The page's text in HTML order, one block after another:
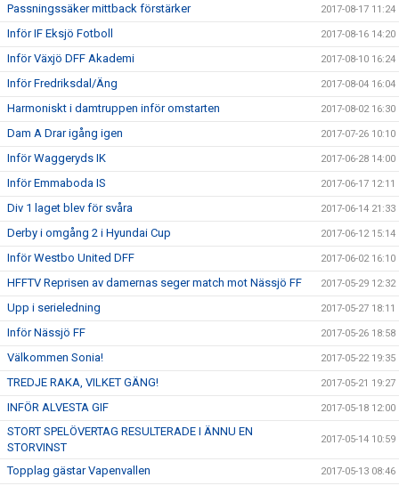
Passningssäker mittback förstärker 2017-08-17 11:24
Inför IF Eksjö Fotboll 2017-08-16 14:20
Inför Växjö DFF Akademi 2017-08-10 16:24
Inför Fredriksdal/Äng 2017-08-04 16:04
Harmoniskt i damtruppen inför omstarten 2017-08-02 16:30
Dam A Drar igång igen 2017-07-26 10:10
Inför Waggeryds IK 2017-06-28 14:00
Inför Emmaboda IS 2017-06-17 12:11
Div 1 laget blev för svåra 2017-06-14 21:33
Derby i omgång 2 i Hyundai Cup 2017-06-12 15:14
Inför Westbo United DFF 2017-06-02 16:10
HFFTV Reprisen av damernas seger match mot Nässjö FF 2017-05-29 12:32
Upp i serieledning 2017-05-27 18:11
Inför Nässjö FF 2017-05-26 18:58
Välkommen Sonia! 2017-05-22 19:35
TREDJE RAKA, VILKET GÄNG! 2017-05-21 19:27
INFÖR ALVESTA GIF 2017-05-18 12:00
STORT SPELÖVERTAG RESULTERADE I ÄNNU EN
STORVINST
2017-05-14 10:59
Topplag gästar Vapenvallen 2017-05-13 08:46